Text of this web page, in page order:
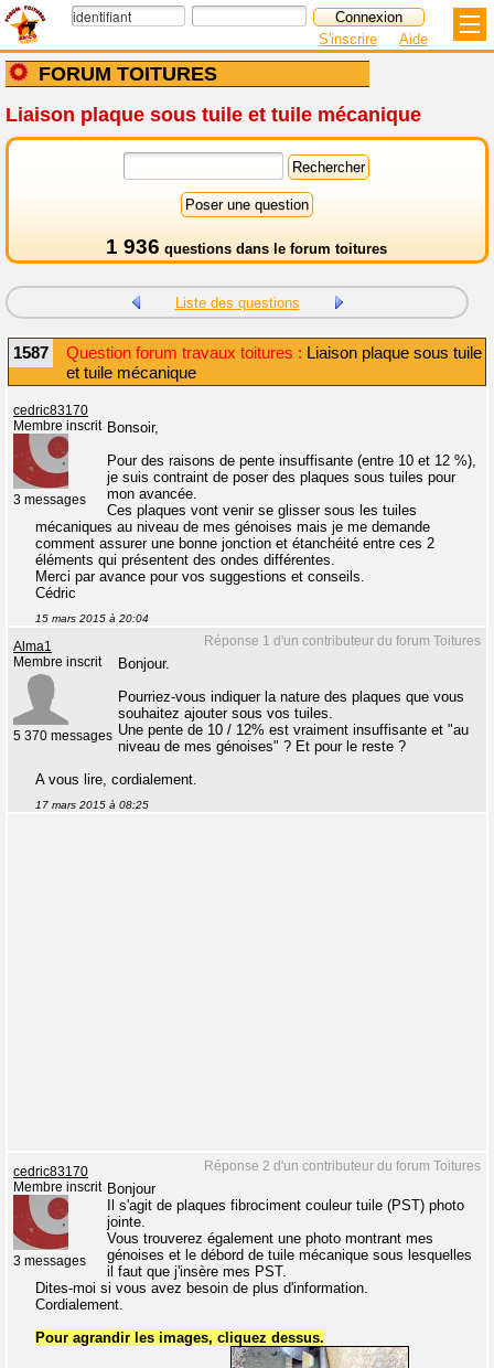
FORUM TOITURES
S'inscrire Aide
Liaison plaque sous tuile et tuile mécanique
1 936 questions dans le forum toitures
Liste des questions
1587 Question forum travaux toitures : Liaison plaque sous tuile
et tuile mécanique
cedric83170
Membre inscrit
3 messages
Bonsoir,
Pour des raisons de pente insuffisante (entre 10 et 12 %),
je suis contraint de poser des plaques sous tuiles pour
mon avancée.
Ces plaques vont venir se glisser sous les tuiles
mécaniques au niveau de mes génoises mais je me demande
comment assurer une bonne jonction et étanchéité entre ces 2
éléments qui présentent des ondes différentes.
Merci par avance pour vos suggestions et conseils.
Cédric
15 mars 2015 à 20:04
Réponse 1 d'un contributeur du forum Toitures
Alma1
Membre inscrit
5 370 messages
Bonjour.
Pourriez-vous indiquer la nature des plaques que vous
souhaitez ajouter sous vos tuiles.
Une pente de 10 / 12% est vraiment insuffisante et "au
niveau de mes génoises" ? Et pour le reste ?
A vous lire, cordialement.
17 mars 2015 à 08:25
Réponse 2 d'un contributeur du forum Toitures
cedric83170
Membre inscrit
3 messages
Bonjour
Il s'agit de plaques fibrociment couleur tuile (PST) photo
jointe.
Vous trouverez également une photo montrant mes
génoises et le débord de tuile mécanique sous lesquelles
il faut que j'insère mes PST.
Dites-moi si vous avez besoin de plus d'information.
Cordialement.
Pour agrandir les images, cliquez dessus.